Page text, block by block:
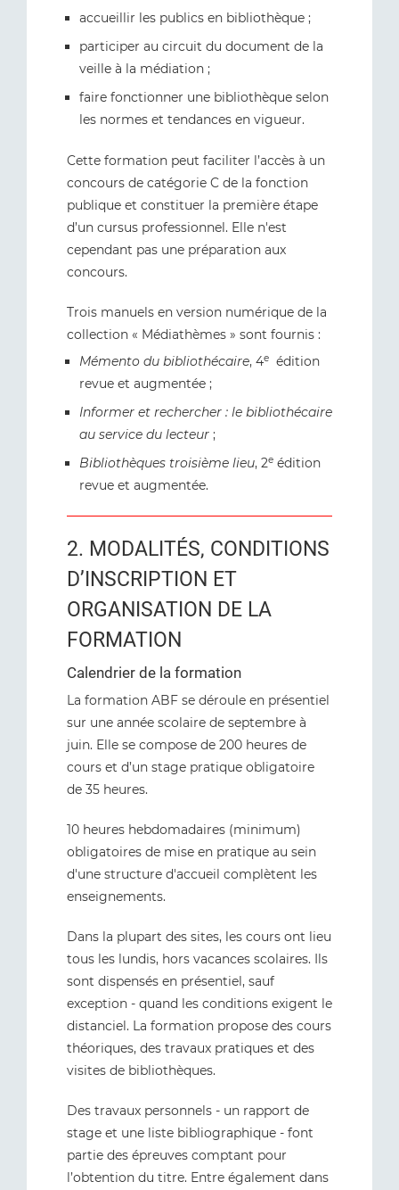
accueillir les publics en bibliothèque ;
participer au circuit du document de la
veille à la médiation ;
faire fonctionner une bibliothèque selon
les normes et tendances en vigueur.
Cette formation peut faciliter l’accès à un
concours de catégorie C de la fonction
publique et constituer la première étape
d’un cursus professionnel. Elle n'est
cependant pas une préparation aux
concours.
Trois manuels en version numérique de la
collection « Médiathèmes » sont fournis :
Mémento du bibliothécaire, 4e
édition
revue et augmentée ;
Informer et rechercher : le bibliothécaire
au service du lecteur ;
Bibliothèques troisième lieu, 2e édition
revue et augmentée.
2. MODALITÉS, CONDITIONS
D’INSCRIPTION ET
ORGANISATION DE LA
FORMATION
Calendrier de la formation
La formation ABF se déroule en présentiel
sur une année scolaire de septembre à
juin. Elle se compose de 200 heures de
cours et d’un stage pratique obligatoire
de 35 heures.
10 heures hebdomadaires (minimum)
obligatoires de mise en pratique au sein
d'une structure d'accueil complètent les
enseignements.
Dans la plupart des sites, les cours ont lieu
tous les lundis, hors vacances scolaires. Ils
sont dispensés en présentiel, sauf
exception - quand les conditions exigent le
distanciel. La formation propose des cours
théoriques, des travaux pratiques et des
visites de bibliothèques.
Des travaux personnels - un rapport de
stage et une liste bibliographique - font
partie des épreuves comptant pour
l’obtention du titre. Entre également dans